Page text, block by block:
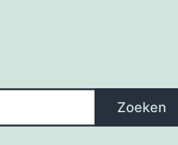
Zoeken